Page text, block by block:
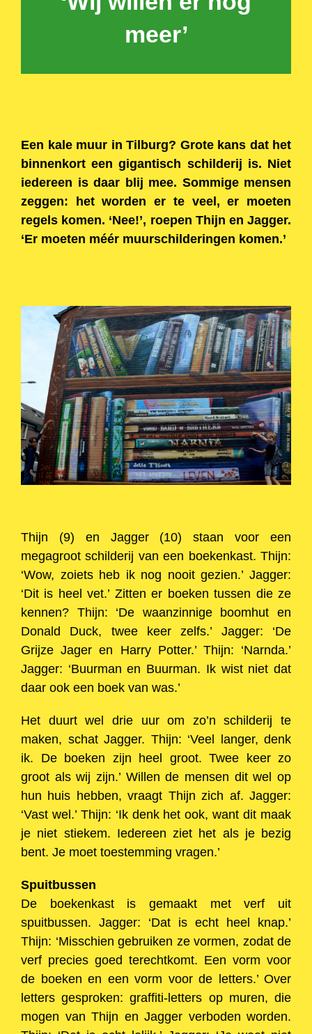
meer’
Een kale muur in Tilburg? Grote kans dat het
binnenkort een gigantisch schilderij is. Niet
iedereen is daar blij mee. Sommige mensen
zeggen: het worden er te veel, er moeten
regels komen. ‘Nee!’, roepen Thijn en Jagger.
‘Er moeten méér muurschilderingen komen.’
Thijn (9) en Jagger (10) staan voor een
megagroot schilderij van een boekenkast. Thijn:
‘Wow, zoiets heb ik nog nooit gezien.’ Jagger:
‘Dit is heel vet.’ Zitten er boeken tussen die ze
kennen? Thijn: ‘De waanzinnige boomhut en
Donald Duck, twee keer zelfs.’ Jagger: ‘De
Grijze Jager en Harry Potter.’ Thijn: ‘Narnda.’
Jagger: ‘Buurman en Buurman. Ik wist niet dat
daar ook een boek van was.’
Het duurt wel drie uur om zo’n schilderij te
maken, schat Jagger. Thijn: ‘Veel langer, denk
ik. De boeken zijn heel groot. Twee keer zo
groot als wij zijn.’ Willen de mensen dit wel op
hun huis hebben, vraagt Thijn zich af. Jagger:
‘Vast wel.’ Thijn: ‘Ik denk het ook, want dit maak
je niet stiekem. Iedereen ziet het als je bezig
bent. Je moet toestemming vragen.’
Spuitbussen
De boekenkast is gemaakt met verf uit
spuitbussen. Jagger: ‘Dat is echt heel knap.’
Thijn: ‘Misschien gebruiken ze vormen, zodat de
verf precies goed terechtkomt. Een vorm voor
de boeken en een vorm voor de letters.’ Over
letters gesproken: graffiti-letters op muren, die
mogen van Thijn en Jagger verboden worden.